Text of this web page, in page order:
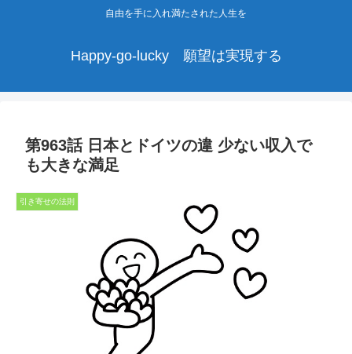
自由を手に入れ満たされた人生を
Happy-go-lucky 願望は実現する
第963話 日本とドイツの違 少ない収入で
も大きな満足
引き寄せの法則